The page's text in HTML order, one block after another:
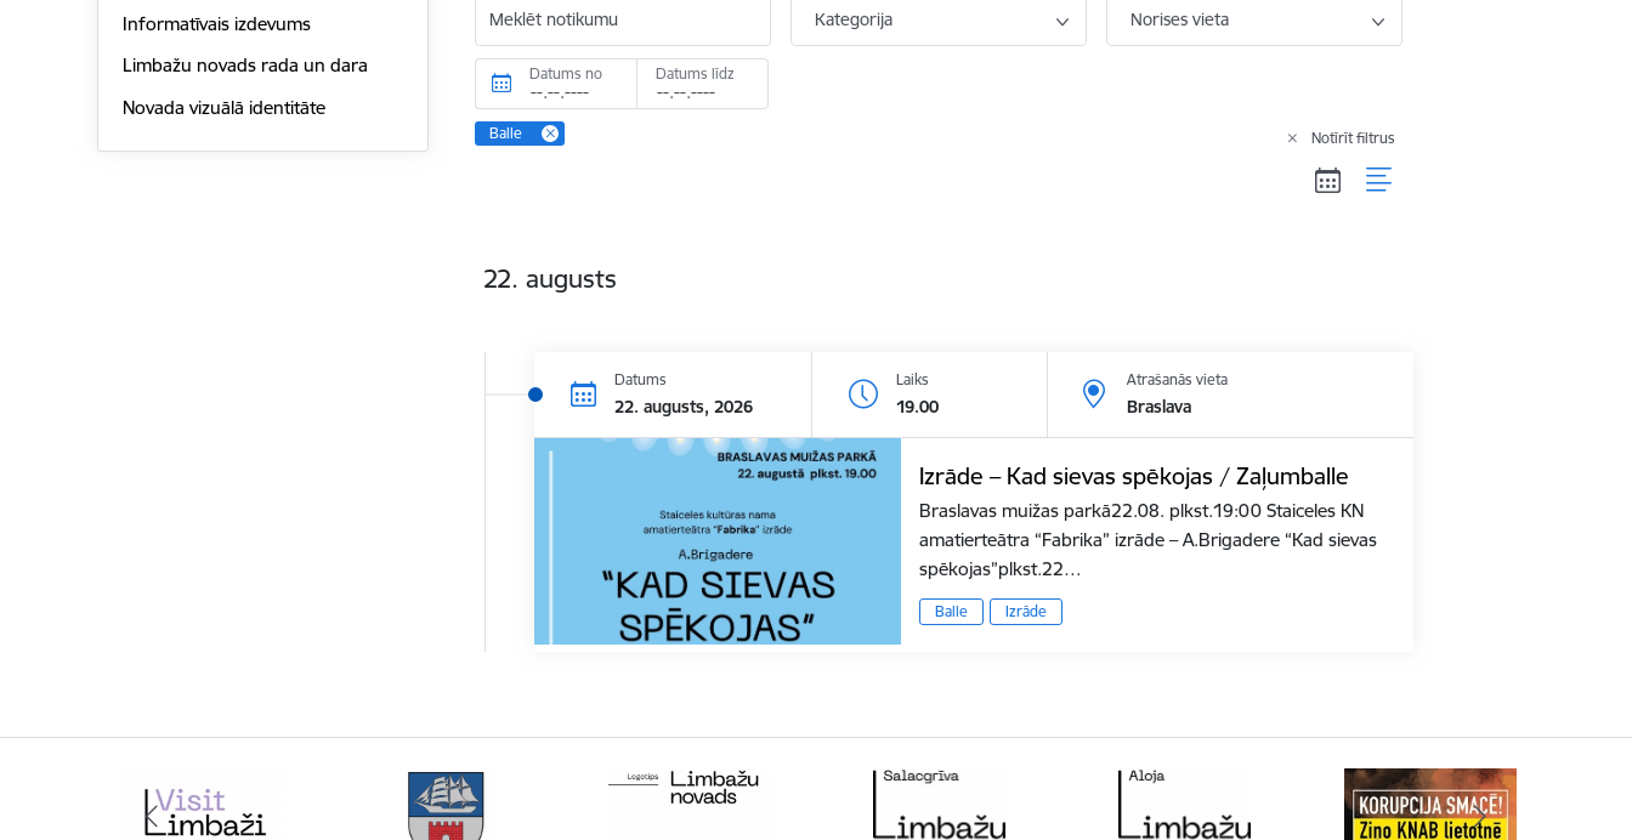
Informatīvais izdevums
Limbažu novads rada un dara
Novada vizuālā identitāte
Meklēt notikumu Kategorija Norises vieta
Datums no Datums līdz
Balle Notīrīt filtrus
22. augusts
Datums
22. augusts, 2026
Laiks
19.00
Atrašanās vieta
Braslava
Izrāde – Kad sievas spēkojas / Zaļumballe
Braslavas muižas parkā22.08. plkst.19:00 Staiceles KN
amatierteātra “Fabrika” izrāde – A.Brigadere “Kad sievas
spēkojas”plkst.22…
Balle Izrāde